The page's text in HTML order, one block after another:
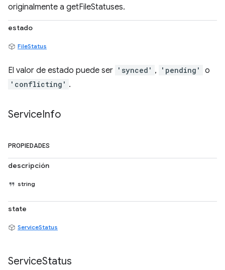
originalmente a getFileStatuses.
estado
FileStatus
El valor de estado puede ser 'synced' , 'pending' o
'conflicting' .
ServiceInfo
PROPIEDADES
descripción
string
state
ServiceStatus
ServiceStatus